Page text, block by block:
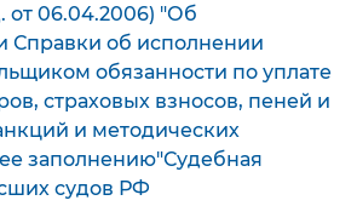
от 06.04.2006) "Об
Справки об исполнении
обязанности по уплате
страховых взносов, пеней и
и методических
заполнению"Судебная
судов РФ